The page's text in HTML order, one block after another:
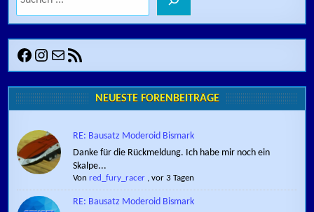
Facebook
Instagram
E-MailRSS-Feed
NEUESTE FORENBEITRÄGE
RE: Bausatz Moderoid Bismark
Danke für die Rückmeldung. Ich habe mir noch ein
Skalpe...
Vonred_fury_racer ,vor 3 Tagen
RE: Bausatz Moderoid Bismark